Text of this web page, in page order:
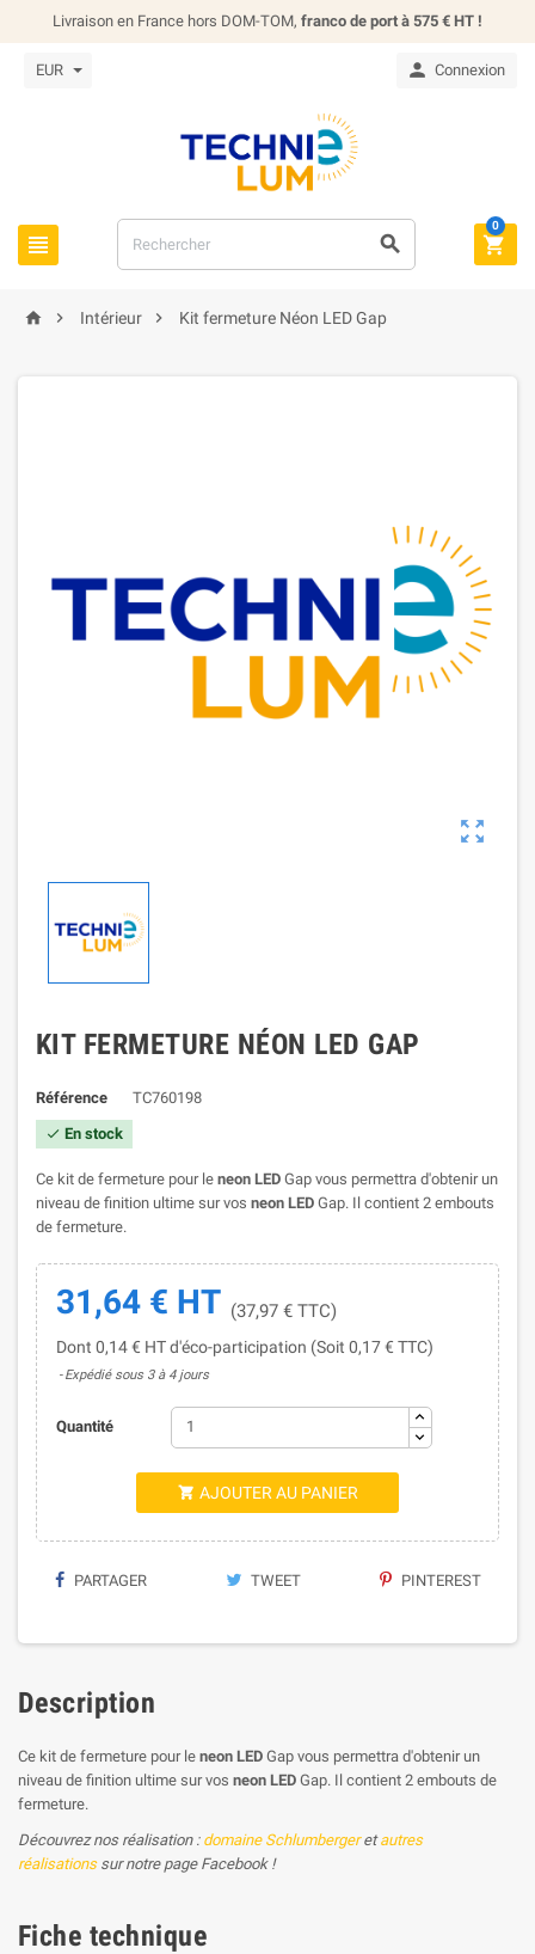
Livraison en France hors DOM-TOM, franco de port à 575 € HT !
EUR  Connexion
  
0
  Intérieur  Kit fermeture Néon LED Gap

KIT FERMETURE NÉON LED GAP
Référence TC760198
 En stock
Ce kit de fermeture pour le neon LED Gap vous permettra d'obtenir un
niveau de finition ultime sur vos neon LED Gap. Il contient 2 embouts
de fermeture.
31,64 € HT (37,97 € TTC)
Dont 0,14 € HT d'éco-participation (Soit 0,17 € TTC)
Expédié sous 3 à 4 jours
Quantité
 AJOUTER AU PANIER
PARTAGER TWEET PINTEREST
Description
Ce kit de fermeture pour le neon LED Gap vous permettra d'obtenir un
niveau de finition ultime sur vos neon LED Gap. Il contient 2 embouts de
fermeture.
Découvrez nos réalisation : domaine Schlumbergeretautres
réalisationssur notre page Facebook !
Fiche technique